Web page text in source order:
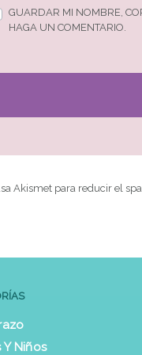
GUARDAR MI NOMBRE,
HAGA UN COMENTARIO.
Akismet para reducir el
Y Niños